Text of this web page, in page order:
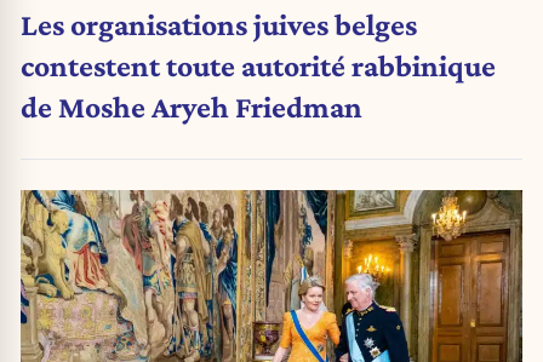
Les organisations juives belges
contestent toute autorité rabbinique
de Moshe Aryeh Friedman